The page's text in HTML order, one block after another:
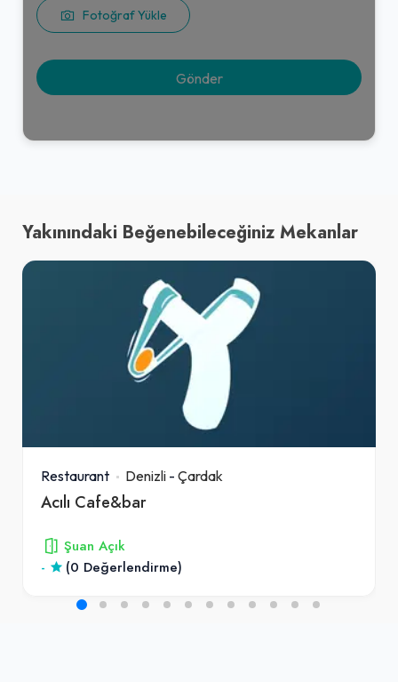
Fotoğraf Yükle
Yakınındaki Beğenebileceğiniz Mekanlar
Restaurant Denizli - Çardak
Acılı Cafe&bar
Şuan Açık
-
(0 Değerlendirme)